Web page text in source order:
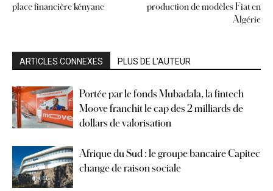
place financière kényane
production de modèles Fiat en
Algérie
ARTICLES CONNEXES PLUS DE L'AUTEUR
Portée par le fonds Mubadala, la fintech
Moove franchit le cap des 2 milliards de
dollars de valorisation
Afrique du Sud : le groupe bancaire Capitec
change de raison sociale